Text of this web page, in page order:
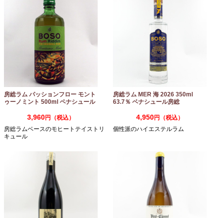
房総ラム パッションフロー モント
ゥーノミント 500ml ペナシュール
3,960円（税込）
房総ラムベースのモヒートテイストリ
キュール
房総ラム MER 海 2026 350ml
63.7％ ベナシュール房総
4,950円（税込）
個性派のハイエステルラム